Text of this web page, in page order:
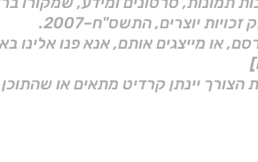
או מייצגים אותם, אנא פנו אלינו
הצורך יינתן קרדיט מתאים או